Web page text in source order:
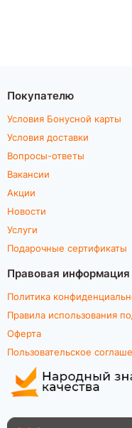
Покупателю
Условия Бонусной карты
Условия доставки
Вопросы-ответы
Вакансии
Акции
Новости
Услуги
Подарочные сертификаты
Правовая информация
Политика
Правила использования
Оферта
Пользовательское